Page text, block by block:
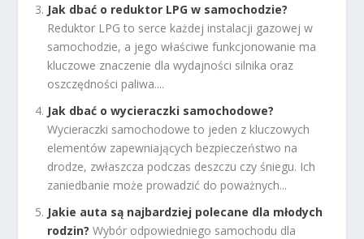
Jak dbać o reduktor LPG w samochodzie?
Reduktor LPG to serce każdej instalacji gazowej w
samochodzie, a jego właściwe funkcjonowanie ma
kluczowe znaczenie dla wydajności silnika oraz
oszczędności paliwa....
Jak dbać o wycieraczki samochodowe?
Wycieraczki samochodowe to jeden z kluczowych
elementów zapewniających bezpieczeństwo na
drodze, zwłaszcza podczas deszczu czy śniegu. Ich
zaniedbanie może prowadzić do poważnych...
Jakie auta są najbardziej polecane dla młodych
rodzin? Wybór odpowiedniego samochodu dla